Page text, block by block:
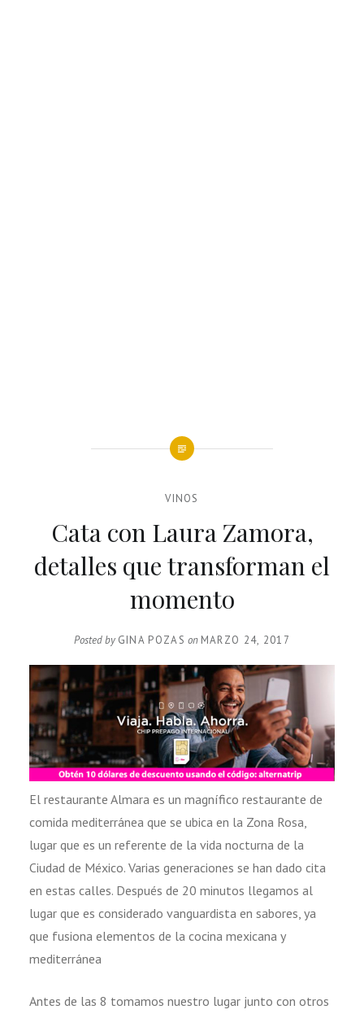
VINOS
Cata con Laura Zamora,
detalles que transforman el
momento
Posted by GINA POZAS on MARZO 24, 2017
El restaurante Almara es un magnífico restaurante de
comida mediterránea que se ubica en la Zona Rosa,
lugar que es un referente de la vida nocturna de la
Ciudad de México. Varias generaciones se han dado cita
en estas calles. Después de 20 minutos llegamos al
lugar que es considerado vanguardista en sabores, ya
que fusiona elementos de la cocina mexicana y
mediterránea
Antes de las 8 tomamos nuestro lugar junto con otros